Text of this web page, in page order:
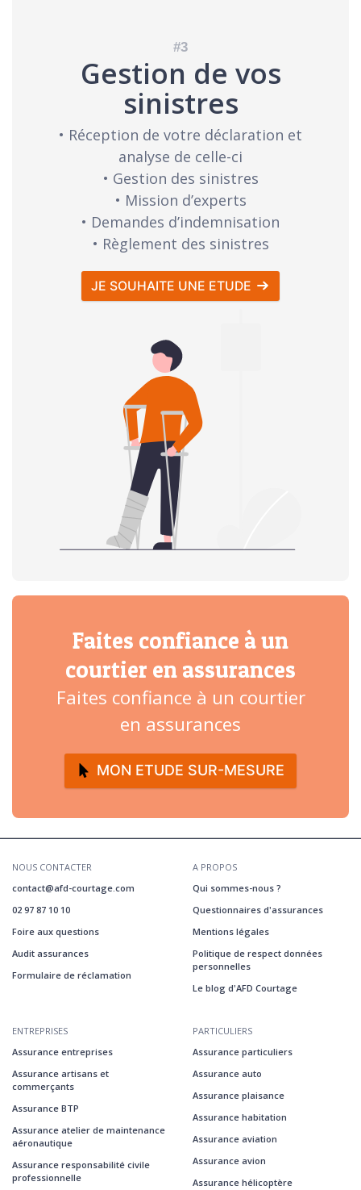
Gestion de vos
sinistres
• Réception de votre déclaration et
analyse de celle-ci
• Gestion des sinistres
• Mission d’experts
• Demandes d’indemnisation
• Règlement des sinistres
JE SOUHAITE UNE ETUDE
Faites confiance à un
courtier en assurances
Faites confiance à un courtier
en assurances
MON ETUDE SUR-MESURE
NOUS CONTACTER
contact@afd-courtage.com
02 97 87 10 10
Foire aux questions
Audit assurances
Formulaire de réclamation
A PROPOS
Qui sommes-nous ?
Questionnaires d'assurances
Mentions légales
Politique de respect données
personnelles
Le blog d'AFD Courtage
ENTREPRISES
Assurance entreprises
Assurance artisans et
commerçants
Assurance BTP
Assurance atelier de maintenance
aéronautique
Assurance responsabilité civile
professionnelle
PARTICULIERS
Assurance particuliers
Assurance auto
Assurance plaisance
Assurance habitation
Assurance aviation
Assurance avion
Assurance hélicoptère